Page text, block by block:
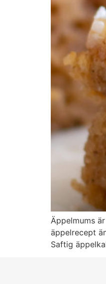
Äppelmums
äppelrecept
Saftig